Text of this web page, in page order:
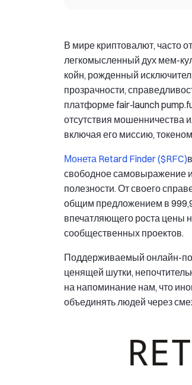
В мире криптовалют, часто
легкомысленный дух мем-
койн, рожденный
прозрачности,
платформе fair‐launch
отсутствия мошенничества
включая его миссию,
Монета Retard Finder ($RFC)
свободное самовыражение
полезности. От своего
общим предложением в
впечатляющего роста цены
сообщественных проектов.
Поддерживаемый онлайн-
ценящей шутки,
на напоминание нам, что
объединять людей через